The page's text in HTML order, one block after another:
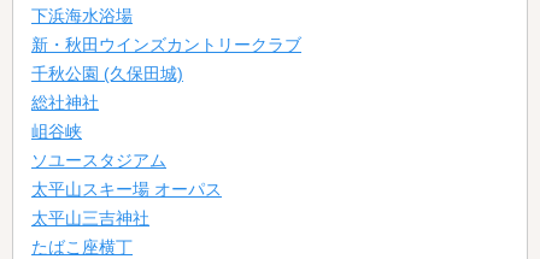
下浜海水浴場
新・秋田ウインズカントリークラブ
千秋公園 (久保田城)
総社神社
岨谷峡
ソユースタジアム
太平山スキー場 オーパス
太平山三吉神社
たばこ座横丁